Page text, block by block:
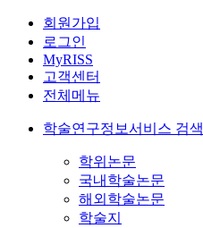
회원가입
로그인
MyRISS
고객센터
전체메뉴
학술연구정보서비스 검색
학위논문
국내학술논문
해외학술논문
학술지